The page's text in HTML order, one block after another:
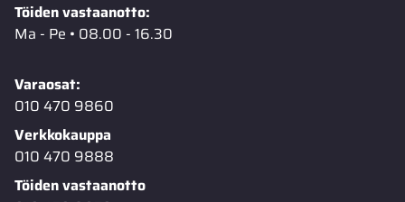
Töiden vastaanotto:
Ma - Pe • 08.00 - 16.30
Varaosat:
010 470 9860
Verkkokauppa
010 470 9888
Töiden vastaanotto